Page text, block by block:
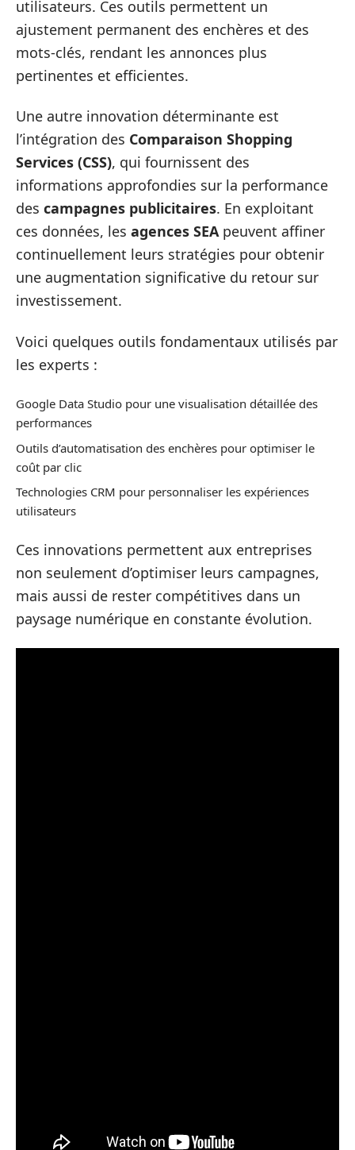
utilisateurs. Ces outils permettent un
ajustement permanent des enchères et des
mots-clés, rendant les annonces plus
pertinentes et efficientes.
Une autre innovation déterminante est
l’intégration des Comparaison Shopping
Services (CSS), qui fournissent des
informations approfondies sur la performance
des campagnes publicitaires. En exploitant
ces données, les agences SEApeuvent affiner
continuellement leurs stratégies pour obtenir
une augmentation significative du retour sur
investissement.
Voici quelques outils fondamentaux utilisés par
les experts :
Google Data Studio pour une visualisation détaillée des
performances
Outils d’automatisation des enchères pour optimiser le
coût par clic
Technologies CRM pour personnaliser les expériences
utilisateurs
Ces innovations permettent aux entreprises
non seulement d’optimiser leurs campagnes,
mais aussi de rester compétitives dans un
paysage numérique en constante évolution.